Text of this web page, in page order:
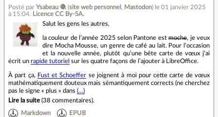
Posté par Ysabeau 🧶 (site web personnel , Mastodon) le 01 janvier 2025
à 15:04. Licence CC By‑SA.
Salut les gens les autres,
la couleur de l’année 2025 selon Pantone estmoche, je veux
dire Mocha Mousse, un genre de café au lait. Pour l’occasion
et la nouvelle année, plutôt qu’une bête carte de vœux j’ai
écrit un rapide tutoriel sur les quatre façons de l’ajouter à LibreOffice.
À part ça, Fust et Schoeffer se joignent à moi pour cette carte de vœux
mathématiquement douteux mais sémantiquement corrects (ne cherchez
pas le signe « plus » dans (…)
Lire la suite (38 commentaires).
Markdown EPUB